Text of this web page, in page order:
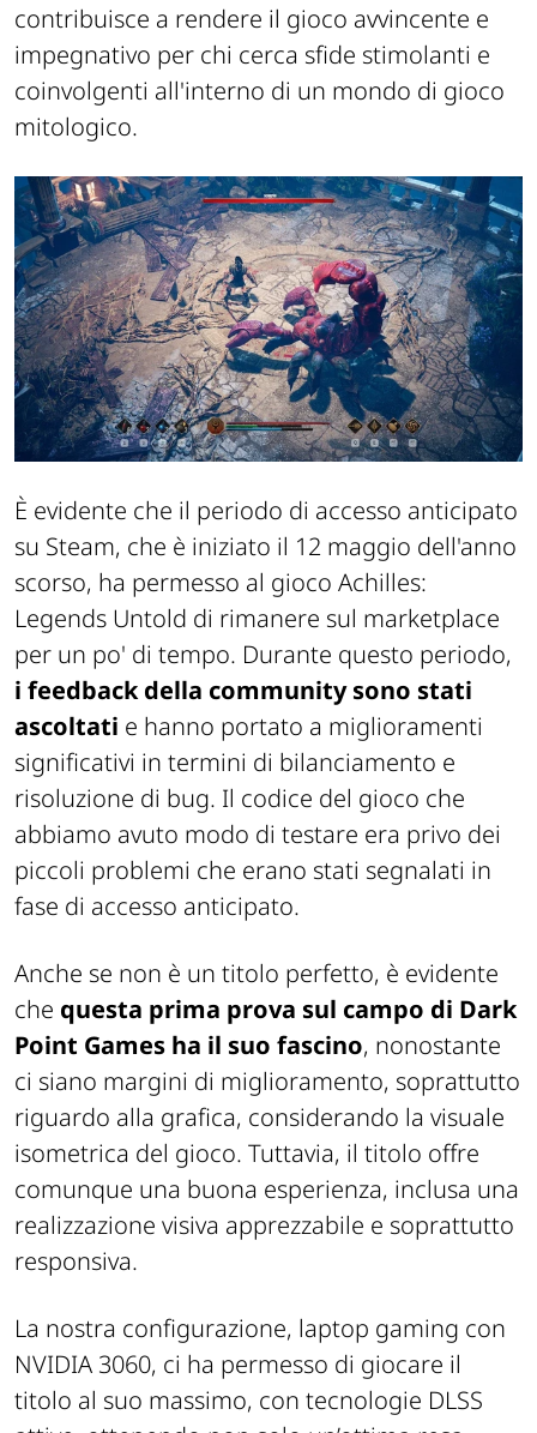
contribuisce a rendere il gioco avvincente e
impegnativo per chi cerca sfide stimolanti e
coinvolgenti all'interno di un mondo di gioco
mitologico.
È evidente che il periodo di accesso anticipato
su Steam, che è iniziato il 12 maggio dell'anno
scorso, ha permesso al gioco Achilles:
Legends Untold di rimanere sul marketplace
per un po' di tempo. Durante questo periodo,
i feedback della community sono stati
ascoltati e hanno portato a miglioramenti
significativi in termini di bilanciamento e
risoluzione di bug. Il codice del gioco che
abbiamo avuto modo di testare era privo dei
piccoli problemi che erano stati segnalati in
fase di accesso anticipato.
Anche se non è un titolo perfetto, è evidente
che questa prima prova sul campo di Dark
Point Games ha il suo fascino, nonostante
ci siano margini di miglioramento, soprattutto
riguardo alla grafica, considerando la visuale
isometrica del gioco. Tuttavia, il titolo offre
comunque una buona esperienza, inclusa una
realizzazione visiva apprezzabile e soprattutto
responsiva.
La nostra configurazione, laptop gaming con
NVIDIA 3060, ci ha permesso di giocare il
titolo al suo massimo, con tecnologie DLSS